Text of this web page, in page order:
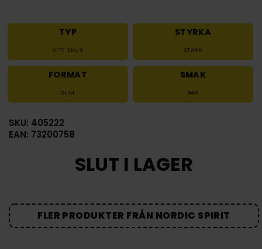
TYP
VITT SNUS
STYRKA
STARK
FORMAT
SLIM
SMAK
BÄR
SKU: 405222
EAN: 73200758
SLUT I LAGER
FLER PRODUKTER FRÅN NORDIC SPIRIT